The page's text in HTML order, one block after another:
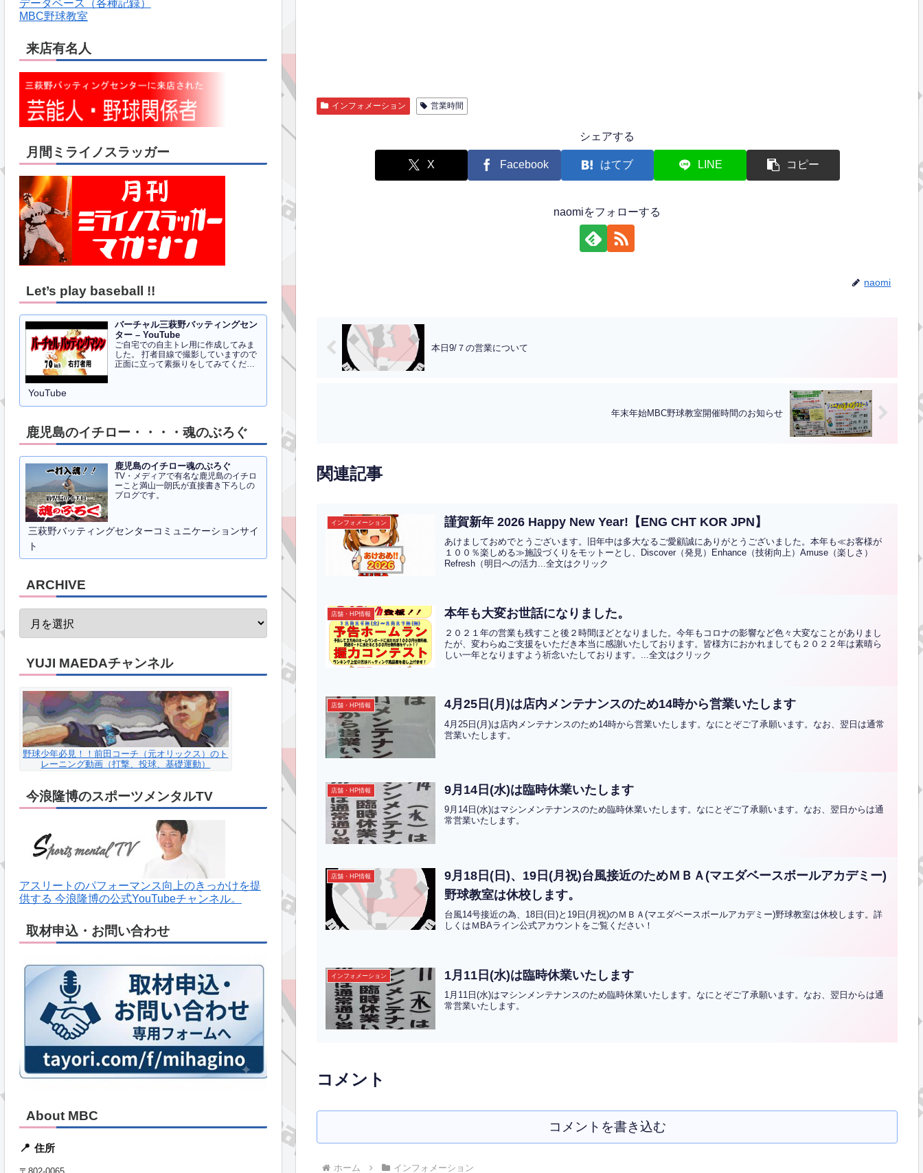
インフォメーション 営業時間
シェアする
X Facebook はてブ LINE コピー
naomiをフォローする
naomi
本日9/７の営業について
年末年始MBC野球教室開催時間のお知らせ
関連記事
インフォメーション 謹賀新年 2026 Happy New Year!【ENG CHT KOR JPN】
あけましておめでとうございます。旧年中は多大なるご愛顧誠にありがとうございました。本年も≪お客様が
１００％楽しめる≫施設づくりをモットーとし、Discover（発見）Enhance（技術向上）Amuse（楽しさ）
Refresh（明日への活力...全文はクリック
店舗・HP情報 本年も大変お世話になりました。
２０２１年の営業も残すこと後２時間ほどとなりました。今年もコロナの影響など色々大変なことがありまし
たが、変わらぬご支援をいただき本当に感謝いたしております。皆様方におかれましても２０２２年は素晴ら
しい一年となりますよう祈念いたしております。...全文はクリック
店舗・HP情報 4月25日(月)は店内メンテナンスのため14時から営業いたします
4月25日(月)は店内メンテナンスのため14時から営業いたします。なにとぞご了承願います。なお、翌日は通常
営業いたします。
店舗・HP情報 9月14日(水)は臨時休業いたします
9月14日(水)はマシンメンテナンスのため臨時休業いたします。なにとぞご了承願います。なお、翌日からは通
常営業いたします。
店舗・HP情報
9月18日(日)、19日(月祝)台風接近のためＭＢＡ(マエダベースボールアカデミー)
野球教室は休校します。
台風14号接近の為、18日(日)と19日(月祝)のＭＢＡ(マエダベースボールアカデミー)野球教室は休校します。詳
しくはＭBAライン公式アカウントをご覧ください！
インフォメーション 1月11日(水)は臨時休業いたします
1月11日(水)はマシンメンテナンスのため臨時休業いたします。なにとぞご了承願います。なお、翌日からは通
常営業いたします。
コメント
コメントを書き込む
ホーム インフォメーション
データベース（各種記録）
MBC野球教室
来店有名人
月間ミライノスラッガー
Let’s play baseball !!
バーチャル三萩野バッティングセン
ター – YouTube
ご自宅での自主トレ用に作成してみま
した。 打者目線で撮影していますので
正面に立って素振りをしてみてくださ
YouTube
鹿児島のイチロー・・・・魂のぶろぐ
鹿児島のイチロー魂のぶろぐ
TV・メディアで有名な鹿児島のイチロ
ーこと満山一朗氏が直接書き下ろしの
ブログです。
三萩野バッティングセンターコミュニケーションサイ
ト
ARCHIVE
YUJI MAEDAチャンネル
野球少年必見！！前田コーチ（元オリックス）のト
レーニング動画（打撃、投球、基礎運動）
今浪隆博のスポーツメンタルTV
アスリートのパフォーマンス向上のきっかけを提
供する 今浪隆博の公式YouTubeチャンネル。
取材申込・お問い合わせ
About MBC
📍 住所